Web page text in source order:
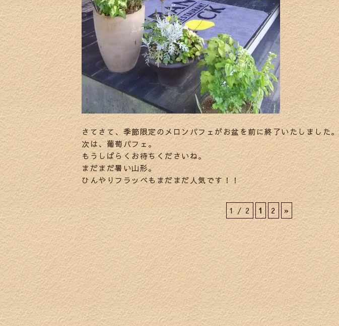
さてさて、季節限定のメロンパフェがお盆を前に終了いたしました。
次は、葡萄パフェ。
もうしばらくお待ちくださいね。
まだまだ暑い山形。
ひんやりフラッペもまだまだ人気です！！
1 / 2 1 2 »